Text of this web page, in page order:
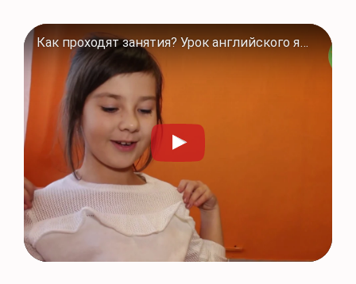
Как проходят занятия? Урок английского языка в Полиглотиках